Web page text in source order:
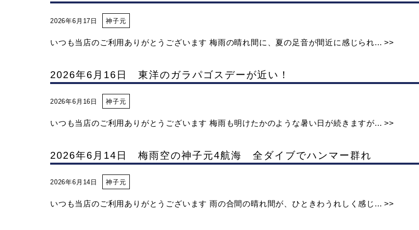
2026年6月17日 神子元
いつも当店のご利用ありがとうございます 梅雨の晴れ間に、夏の足音が間近に感じられ... >>
2026年6月16日 東洋のガラパゴスデーが近い！
2026年6月16日 神子元
いつも当店のご利用ありがとうございます 梅雨も明けたかのような暑い日が続きますが... >>
2026年6月14日 梅雨空の神子元4航海 全ダイブでハンマー群れ
2026年6月14日 神子元
いつも当店のご利用ありがとうございます 雨の合間の晴れ間が、ひときわうれしく感じ... >>